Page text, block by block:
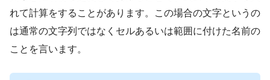
れて計算をすることがあります。この場合の文字というの
は通常の文字列ではなくセルあるいは範囲に付けた名前の
ことを言います。